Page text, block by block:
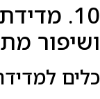
10.
ושיפור
כלים